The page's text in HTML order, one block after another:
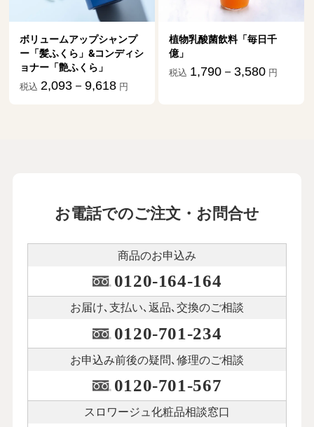
ボリュームアップシャンプ
ー「髪ふくら」&コンディシ
ョナー「艶ふくら」
税込 2,093－9,618 円
植物乳酸菌飲料「毎日千
億」
税込 1,790－3,580 円
お電話でのご注文・お問合せ
商品のお申込み
0120-164-164
お届け､支払い､ 返品､交換のご相談
0120-701-234
お申込み前後の疑問､修理のご相談
0120-701-567
スロワージュ化粧品相談窓口